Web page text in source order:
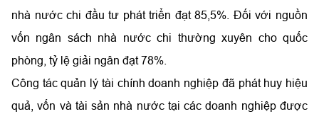
nhà nước chi đầu tư phát triển đạt 85,5%. Đối với nguồn
vốn ngân sách nhà nước chi thường xuyên cho quốc
phòng, tỷ lệ giải ngân đạt 78%.
Công tác quản lý tài chính doanh nghiệp đã phát huy hiệu
quả, vốn và tài sản nhà nước tại các doanh nghiệp được